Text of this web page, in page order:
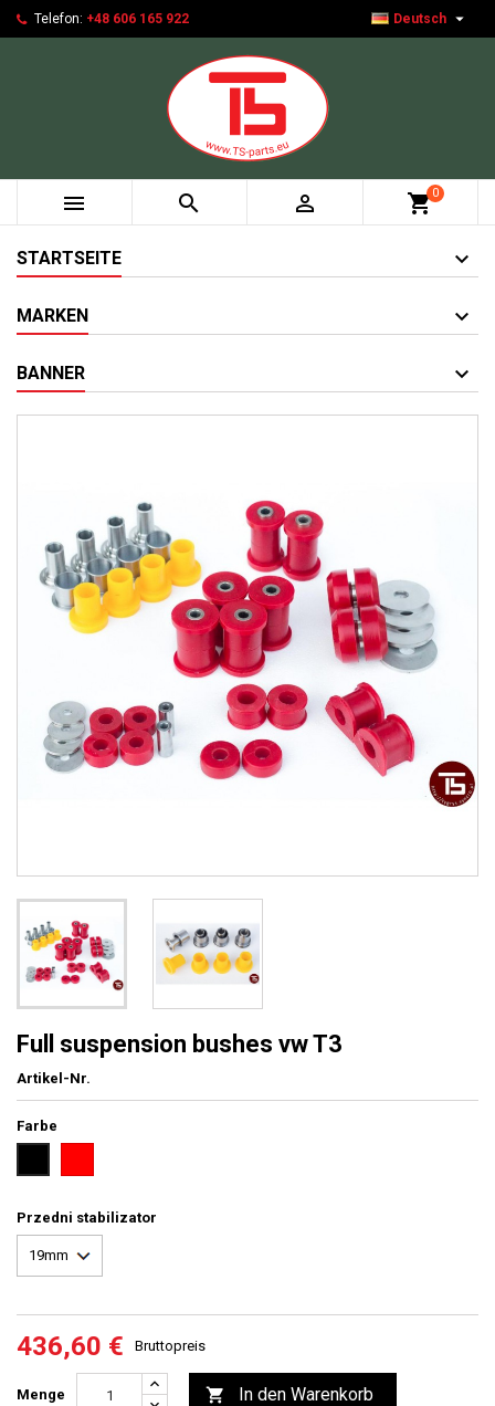
Telefon: +48 606 165 922 Deutsch 
   shopping_cart0
STARTSEITE
MARKEN
BANNER
Full suspension bushes vw T3
Artikel-Nr.
Farbe
Przedni stabilizator
436,60 € Bruttopreis
Menge  In den Warenkorb